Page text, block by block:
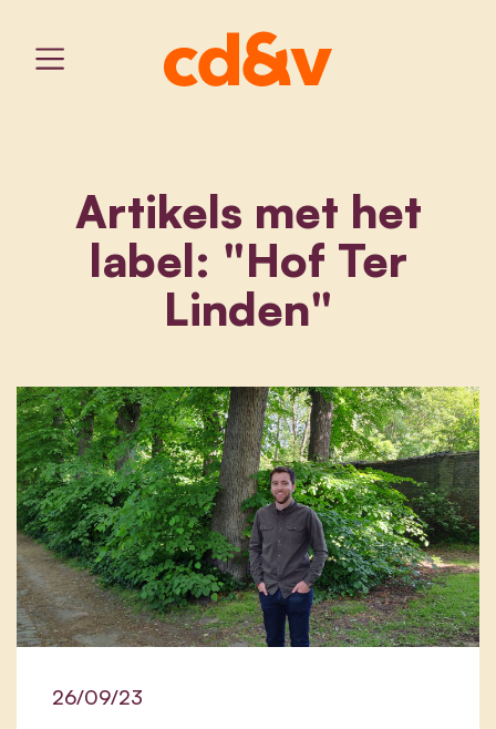
Artikels met het
label: "Hof Ter
Linden"
26/09/23